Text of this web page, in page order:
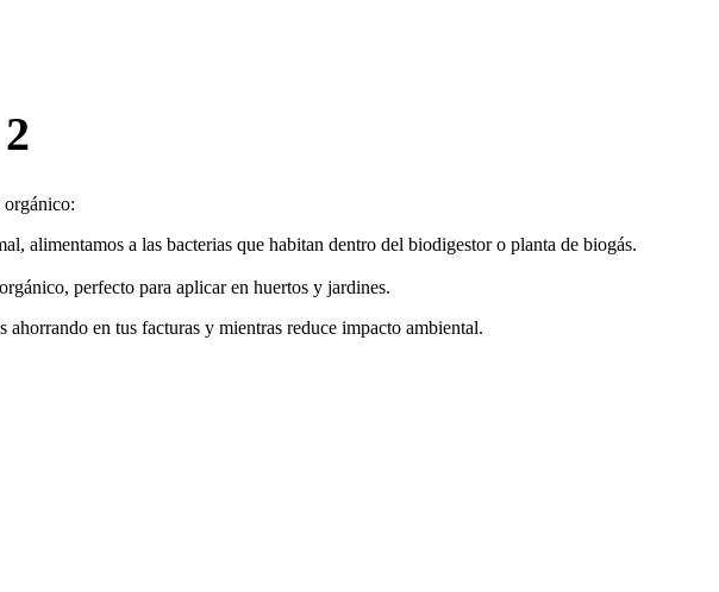
alimentamos a las bacterias que habitan dentro del biodigestor o planta de biogás.
perfecto para aplicar en huertos y jardines.
en tus facturas y mientras reduce impacto ambiental.